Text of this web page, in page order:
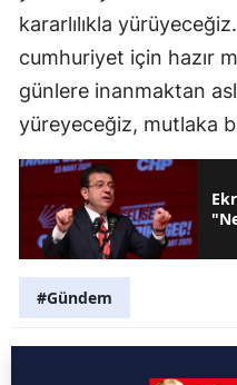
kararlılıkla yürüyeceğiz.
cumhuriyet için hazır
günlere inanmaktan
yüreyeceğiz, mutlaka
#Gündem